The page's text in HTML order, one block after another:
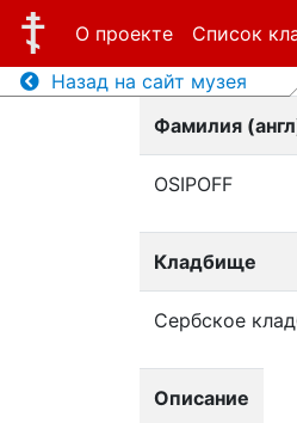
О проекте Список
Назад на сайт музея
Фамилия
OSIPOFF
Кладбище
Сербское
Описание